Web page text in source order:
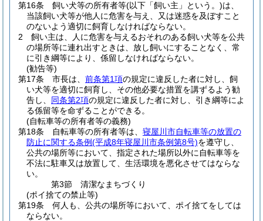
第16条
飼い犬等の所有者等(以下「飼い主」という。)は、
当該飼い犬等が他人に危害を与え、又は迷惑を及ぼすこと
のないよう適切に飼育しなければならない。
2
飼い主は、人に危害を与えるおそれのある飼い犬等を公共
の場所等に連れ出すときは、放し飼いにすることなく、常
に引き綱等により、係留しなければならない。
(勧告等)
第17条
市長は、 前条第1項の規定に違反した者に対し、飼
い犬等を適切に飼育し、その他必要な措置を講ずるよう勧
告し、 同条第2項の規定に違反した者に対し、引き綱等によ
る係留等を命ずることができる。
(自転車等の所有者等の義務)
第18条
自転車等の所有者等は、 寝屋川市自転車等の放置の
防止に関する条例(平成8年寝屋川市条例第8号)を遵守し、
公共の場所等において、指定された場所以外に自転車等を
不法に駐車又は放置して、生活環境を悪化させてはならな
い。
第3節
清潔なまちづくり
(ポイ捨ての禁止等)
第19条
何人も、公共の場所等において、ポイ捨てをしては
ならない。